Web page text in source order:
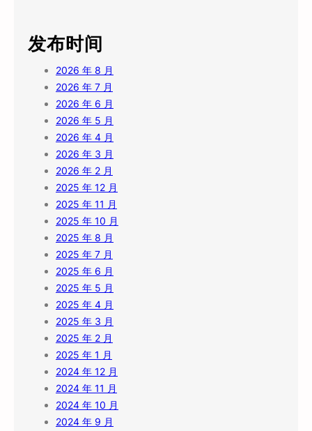
发布时间
2026 年 8 月
2026 年 7 月
2026 年 6 月
2026 年 5 月
2026 年 4 月
2026 年 3 月
2026 年 2 月
2025 年 12 月
2025 年 11 月
2025 年 10 月
2025 年 8 月
2025 年 7 月
2025 年 6 月
2025 年 5 月
2025 年 4 月
2025 年 3 月
2025 年 2 月
2025 年 1 月
2024 年 12 月
2024 年 11 月
2024 年 10 月
2024 年 9 月